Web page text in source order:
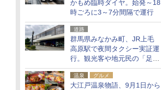
かもめ臨時ダイヤ。始発～18
時ごろに3～7分間隔で運行
道路
群馬県みなかみ町、JR上毛
高原駅で夜間タクシー実証運
行。観光客や地元民の「足が
ない」課題解消へ、木金土に
2台体制
温泉 グルメ
大江戸温泉物語、9月1日から